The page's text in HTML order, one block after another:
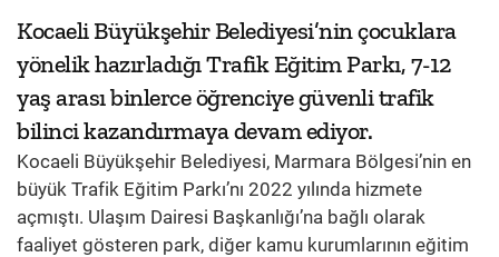
Kocaeli Büyükşehir Belediyesi’nin çocuklara
yönelik hazırladığı Trafik Eğitim Parkı, 7-12
yaş arası binlerce öğrenciye güvenli trafik
bilinci kazandırmaya devam ediyor.
Kocaeli Büyükşehir Belediyesi, Marmara Bölgesi’nin en
büyük Trafik Eğitim Parkı’nı 2022 yılında hizmete
açmıştı. Ulaşım Dairesi Başkanlığı’na bağlı olarak
faaliyet gösteren park, diğer kamu kurumlarının eğitim